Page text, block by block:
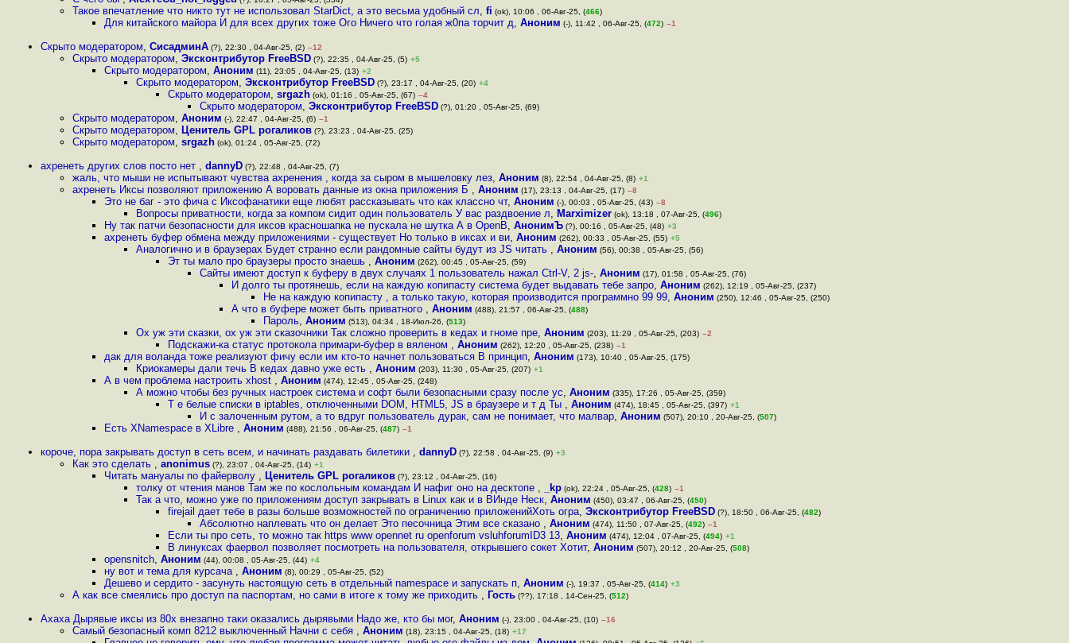
Такое впечатление что никто тут не использовал StarDict, а это весьма удобный сл, fi (ok), 10:06 , 06-Авг-25, (466)
Для китайского майора И для всех других тоже Ого Ничего что голая ж0па торчит д, Аноним (-), 11:42 , 06-Авг-25, (472) –1
Скрыто модератором, СисадминА (?), 22:30 , 04-Авг-25, (2) –12
Скрыто модератором, Эксконтрибутор FreeBSD (?), 22:35 , 04-Авг-25, (5) +5
Скрыто модератором, Аноним (11), 23:05 , 04-Авг-25, (13) +2
Скрыто модератором, Эксконтрибутор FreeBSD (?), 23:17 , 04-Авг-25, (20) +4
Скрыто модератором, srgazh (ok), 01:16 , 05-Авг-25, (67) –4
Скрыто модератором, Эксконтрибутор FreeBSD (?), 01:20 , 05-Авг-25, (69)
Скрыто модератором, Аноним (-), 22:47 , 04-Авг-25, (6) –1
Скрыто модератором, Ценитель GPL рогаликов (?), 23:23 , 04-Авг-25, (25)
Скрыто модератором, srgazh (ok), 01:24 , 05-Авг-25, (72)
ахренеть других слов посто нет , dannyD (?), 22:48 , 04-Авг-25, (7)
жаль, что мыши не испытывают чувства ахренения , когда за сыром в мышеловку лез, Аноним (8), 22:54 , 04-Авг-25, (8) +1
ахренеть Иксы позволяют приложению А воровать данные из окна приложения Б , Аноним (17), 23:13 , 04-Авг-25, (17) –8
Это не баг - это фича с Иксофанатики еще любят рассказывать что как классно чт, Аноним (-), 00:03 , 05-Авг-25, (43) –8
Вопросы приватности, когда за компом сидит один пользователь У вас раздвоение л, Marximizer (ok), 13:18 , 07-Авг-25, (496)
Ну так патчи безопасности для иксов красношапка не пускала не шутка А в OpenB, АнонимЪ (?), 00:16 , 05-Авг-25, (48) +3
ахренеть буфер обмена между приложениями - существует Но только в иксах и ви, Аноним (262), 00:33 , 05-Авг-25, (55) +5
Аналогично и в браузерах Будет странно если рандомные сайты будут из JS читать , Аноним (56), 00:38 , 05-Авг-25, (56)
Эт ты мало про браузеры просто знаешь , Аноним (262), 00:45 , 05-Авг-25, (59)
Сайты имеют доступ к буферу в двух случаях 1 пользователь нажал Ctrl-V, 2 js-, Аноним (17), 01:58 , 05-Авг-25, (76)
И долго ты протянешь, если на каждую копипасту система будет выдавать тебе запро, Аноним (262), 12:19 , 05-Авг-25, (237)
Не на каждую копипасту , а только такую, которая производится программно 99 99, Аноним (250), 12:46 , 05-Авг-25, (250)
А что в буфере может быть приватного , Аноним (488), 21:57 , 06-Авг-25, (488)
Пароль, Аноним (513), 04:34 , 18-Июл-26, (513)
Ох уж эти сказки, ох уж эти сказочники Так сложно проверить в кедах и гноме пре, Аноним (203), 11:29 , 05-Авг-25, (203) –2
Подскажи-ка статус протокола примари-буфер в вяленом , Аноним (262), 12:20 , 05-Авг-25, (238) –1
дак для воланда тоже реализуют фичу если им кто-то начнет пользоваться В принцип, Аноним (173), 10:40 , 05-Авг-25, (175)
Криокамеры дали течь В кедах давно уже есть , Аноним (203), 11:30 , 05-Авг-25, (207) +1
А в чем проблема настроить xhost , Аноним (474), 12:45 , 05-Авг-25, (248)
А можно чтобы без ручных настроек система и софт были безопасными сразу после ус, Аноним (335), 17:26 , 05-Авг-25, (359)
Т е белые списки в iptables, отключенными DOM, HTML5, JS в браузере и т д Ты , Аноним (474), 18:45 , 05-Авг-25, (397) +1
И с залоченным рутом, а то вдруг пользователь дурак, сам не понимает, что малвар, Аноним (507), 20:10 , 20-Авг-25, (507)
Есть XNamespace в XLibre , Аноним (488), 21:56 , 06-Авг-25, (487) –1
короче, пора закрывать доступ в сеть всем, и начинать раздавать билетики , dannyD (?), 22:58 , 04-Авг-25, (9) +3
Как это сделать , anonimus (?), 23:07 , 04-Авг-25, (14) +1
Читать мануалы по файерволу , Ценитель GPL рогаликов (?), 23:12 , 04-Авг-25, (16)
толку от чтения манов Там же по кослольным командам И нафиг оно на десктопе , _kp (ok), 22:24 , 05-Авг-25, (428) –1
Так а что, можно уже по приложениям доступ закрывать в Linux как и в ВИнде Неск, Аноним (450), 03:47 , 06-Авг-25, (450)
firejail дает тебе в разы больше возможностей по ограничению приложенийХоть огра, Эксконтрибутор FreeBSD (?), 18:50 , 06-Авг-25, (482)
Абсолютно наплевать что он делает Это песочница Этим все сказано , Аноним (474), 11:50 , 07-Авг-25, (492) –1
Если ты про сеть, то можно так https www opennet ru openforum vsluhforumID3 13, Аноним (474), 12:04 , 07-Авг-25, (494) +1
В линуксах фаервол позволяет посмотреть на пользователя, открывшего сокет Хотит, Аноним (507), 20:12 , 20-Авг-25, (508)
opensnitch, Аноним (44), 00:08 , 05-Авг-25, (44) +4
ну вот и тема для курсача , Аноним (8), 00:29 , 05-Авг-25, (52)
Дешево и сердито - засунуть настоящую сеть в отдельный namespace и запускать п, Аноним (-), 19:37 , 05-Авг-25, (414) +3
А как все смеялись про доступ па паспортам, но сами в итоге к тому же приходить , Гость (??), 17:18 , 14-Сен-25, (512)
Ахаха Дырявые иксы из 80х внезапно таки оказались дырявыми Надо же, кто бы мог, Аноним (-), 23:00 , 04-Авг-25, (10) –16
Самый безопасный комп 8212 выключенный Начни с себя , Аноним (18), 23:15 , 04-Авг-25, (18) +17